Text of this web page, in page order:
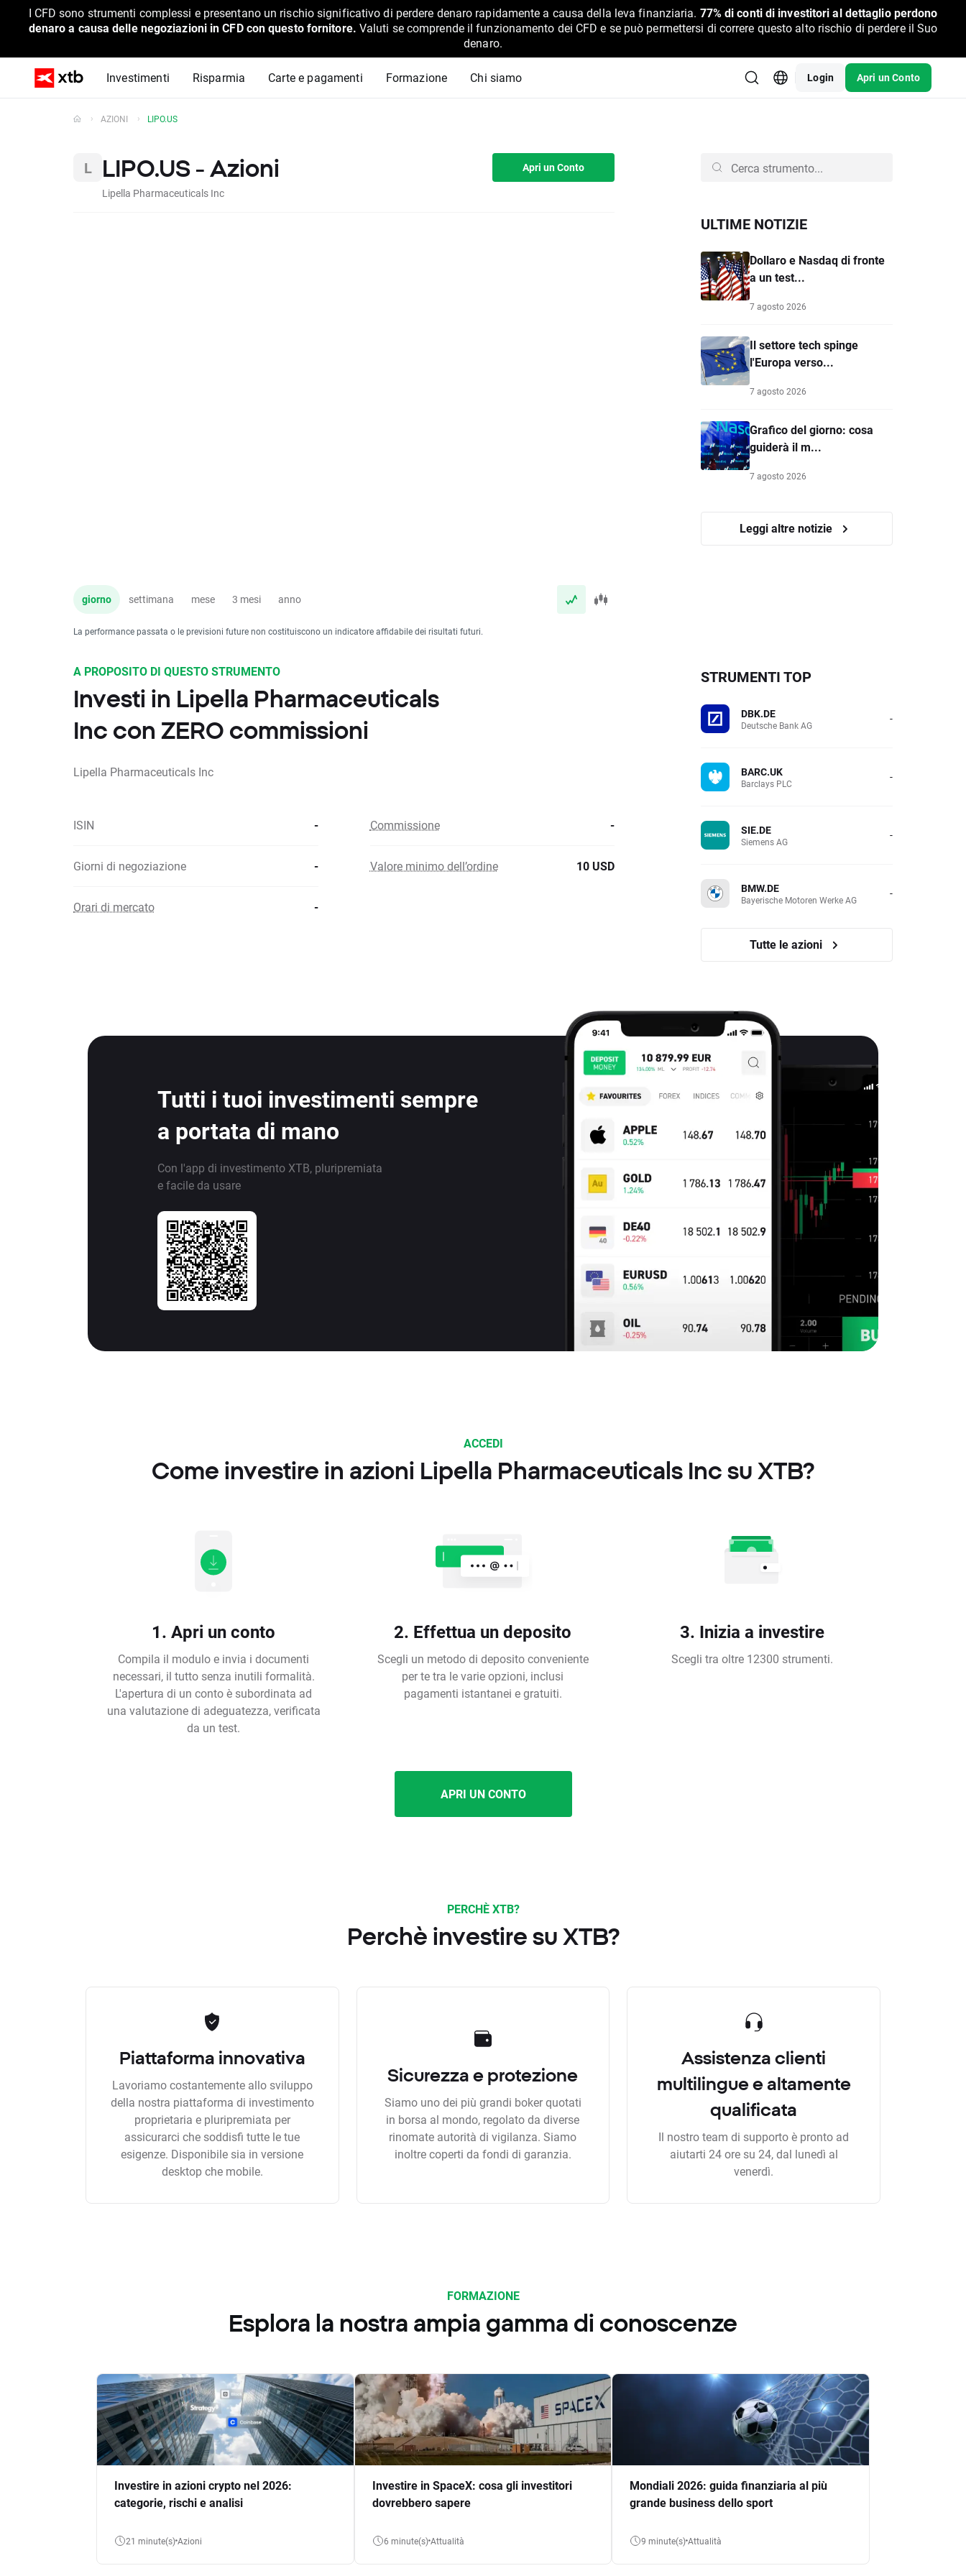
I CFD sono strumenti complessi e presentano un rischio significativo di perdere denaro rapidamente a causa della leva finanziaria. 77% di conti di investitori al dettaglio perdono
denaro a causa delle negoziazioni in CFD con questo fornitore. Valuti se comprende il funzionamento dei CFD e se può permettersi di correre questo alto rischio di perdere il Suo
denaro.
Investimenti Risparmia Carte e pagamenti Formazione Chi siamo Login Apri un Conto
AZIONI LIPO.US
LIPO.US - Azioni
Lipella Pharmaceuticals Inc
Apri un Conto
giorno settimana mese 3 mesi anno
La performance passata o le previsioni future non costituiscono un indicatore affidabile dei risultati futuri.
ULTIME NOTIZIE
Dollaro e Nasdaq di fronte
a un test...
7 agosto 2026
Il settore tech spinge
l'Europa verso...
7 agosto 2026
Grafico del giorno: cosa
guiderà il m...
7 agosto 2026
Leggi altre notizie
A PROPOSITO DI QUESTO STRUMENTO
Investi in Lipella Pharmaceuticals
Inc con ZERO commissioni
Lipella Pharmaceuticals Inc
ISIN - Commissione -
Giorni di negoziazione - Valore minimo dell’ordine 10 USD
Orari di mercato -
STRUMENTI TOP
DBK.DE
Deutsche Bank AG -
BARC.UK
Barclays PLC -
SIE.DE
Siemens AG -
BMW.DE
Bayerische Motoren Werke AG -
Tutte le azioni
Tutti i tuoi investimenti sempre
a portata di mano
Con l'app di investimento XTB, pluripremiata
e facile da usare
ACCEDI
Come investire in azioni Lipella Pharmaceuticals Inc su XTB?
1. Apri un conto
Compila il modulo e invia i documenti
necessari, il tutto senza inutili formalità.
L'apertura di un conto è subordinata ad
una valutazione di adeguatezza, verificata
da un test.
2. Effettua un deposito
Scegli un metodo di deposito conveniente
per te tra le varie opzioni, inclusi
pagamenti istantanei e gratuiti.
3. Inizia a investire
Scegli tra oltre 12300 strumenti.
APRI UN CONTO
PERCHÈ XTB?
Perchè investire su XTB?
Piattaforma innovativa
Lavoriamo costantemente allo sviluppo
della nostra piattaforma di investimento
proprietaria e pluripremiata per
assicurarci che soddisfi tutte le tue
esigenze. Disponibile sia in versione
desktop che mobile.
Sicurezza e protezione
Siamo uno dei più grandi boker quotati
in borsa al mondo, regolato da diverse
rinomate autorità di vigilanza. Siamo
inoltre coperti da fondi di garanzia.
Assistenza clienti
multilingue e altamente
qualificata
Il nostro team di supporto è pronto ad
aiutarti 24 ore su 24, dal lunedì al
venerdì.
FORMAZIONE
Esplora la nostra ampia gamma di conoscenze
Investire in azioni crypto nel 2026:
categorie, rischi e analisi
21 minute(s) Azioni
Investire in SpaceX: cosa gli investitori
dovrebbero sapere
6 minute(s) Attualità
Mondiali 2026: guida finanziaria al più
grande business dello sport
9 minute(s) Attualità